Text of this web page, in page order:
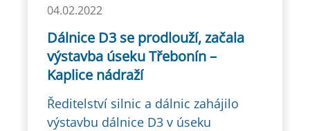
04.02.2022
Dálnice D3 se prodlouží, začala
výstavba úseku Třebonín –
Kaplice nádraží
Ředitelství silnic a dálnic zahájilo
výstavbu dálnice D3 v úseku